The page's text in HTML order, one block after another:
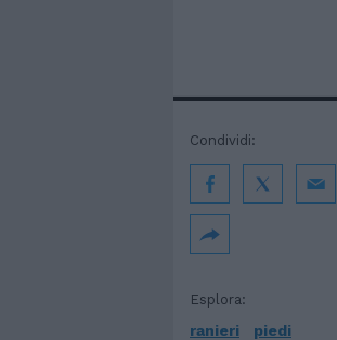
Esplora:
ranieri
piedi
Condividi: